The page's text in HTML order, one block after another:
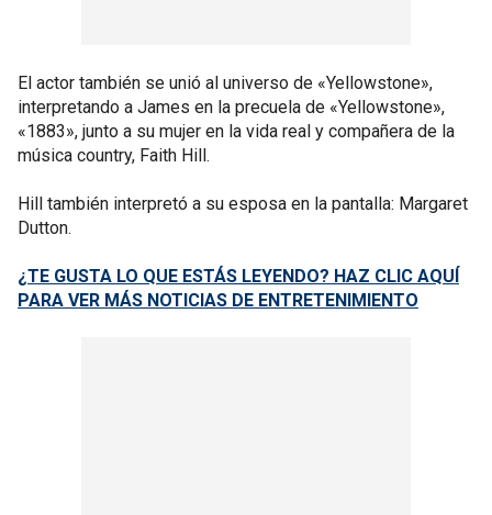
El actor también se unió al universo de «Yellowstone»,
interpretando a James en la precuela de «Yellowstone»,
«1883», junto a su mujer en la vida real y compañera de la
música country, Faith Hill.
Hill también interpretó a su esposa en la pantalla: Margaret
Dutton.
¿TE GUSTA LO QUE ESTÁS LEYENDO? HAZ CLIC AQUÍ
PARA VER MÁS NOTICIAS DE ENTRETENIMIENTO